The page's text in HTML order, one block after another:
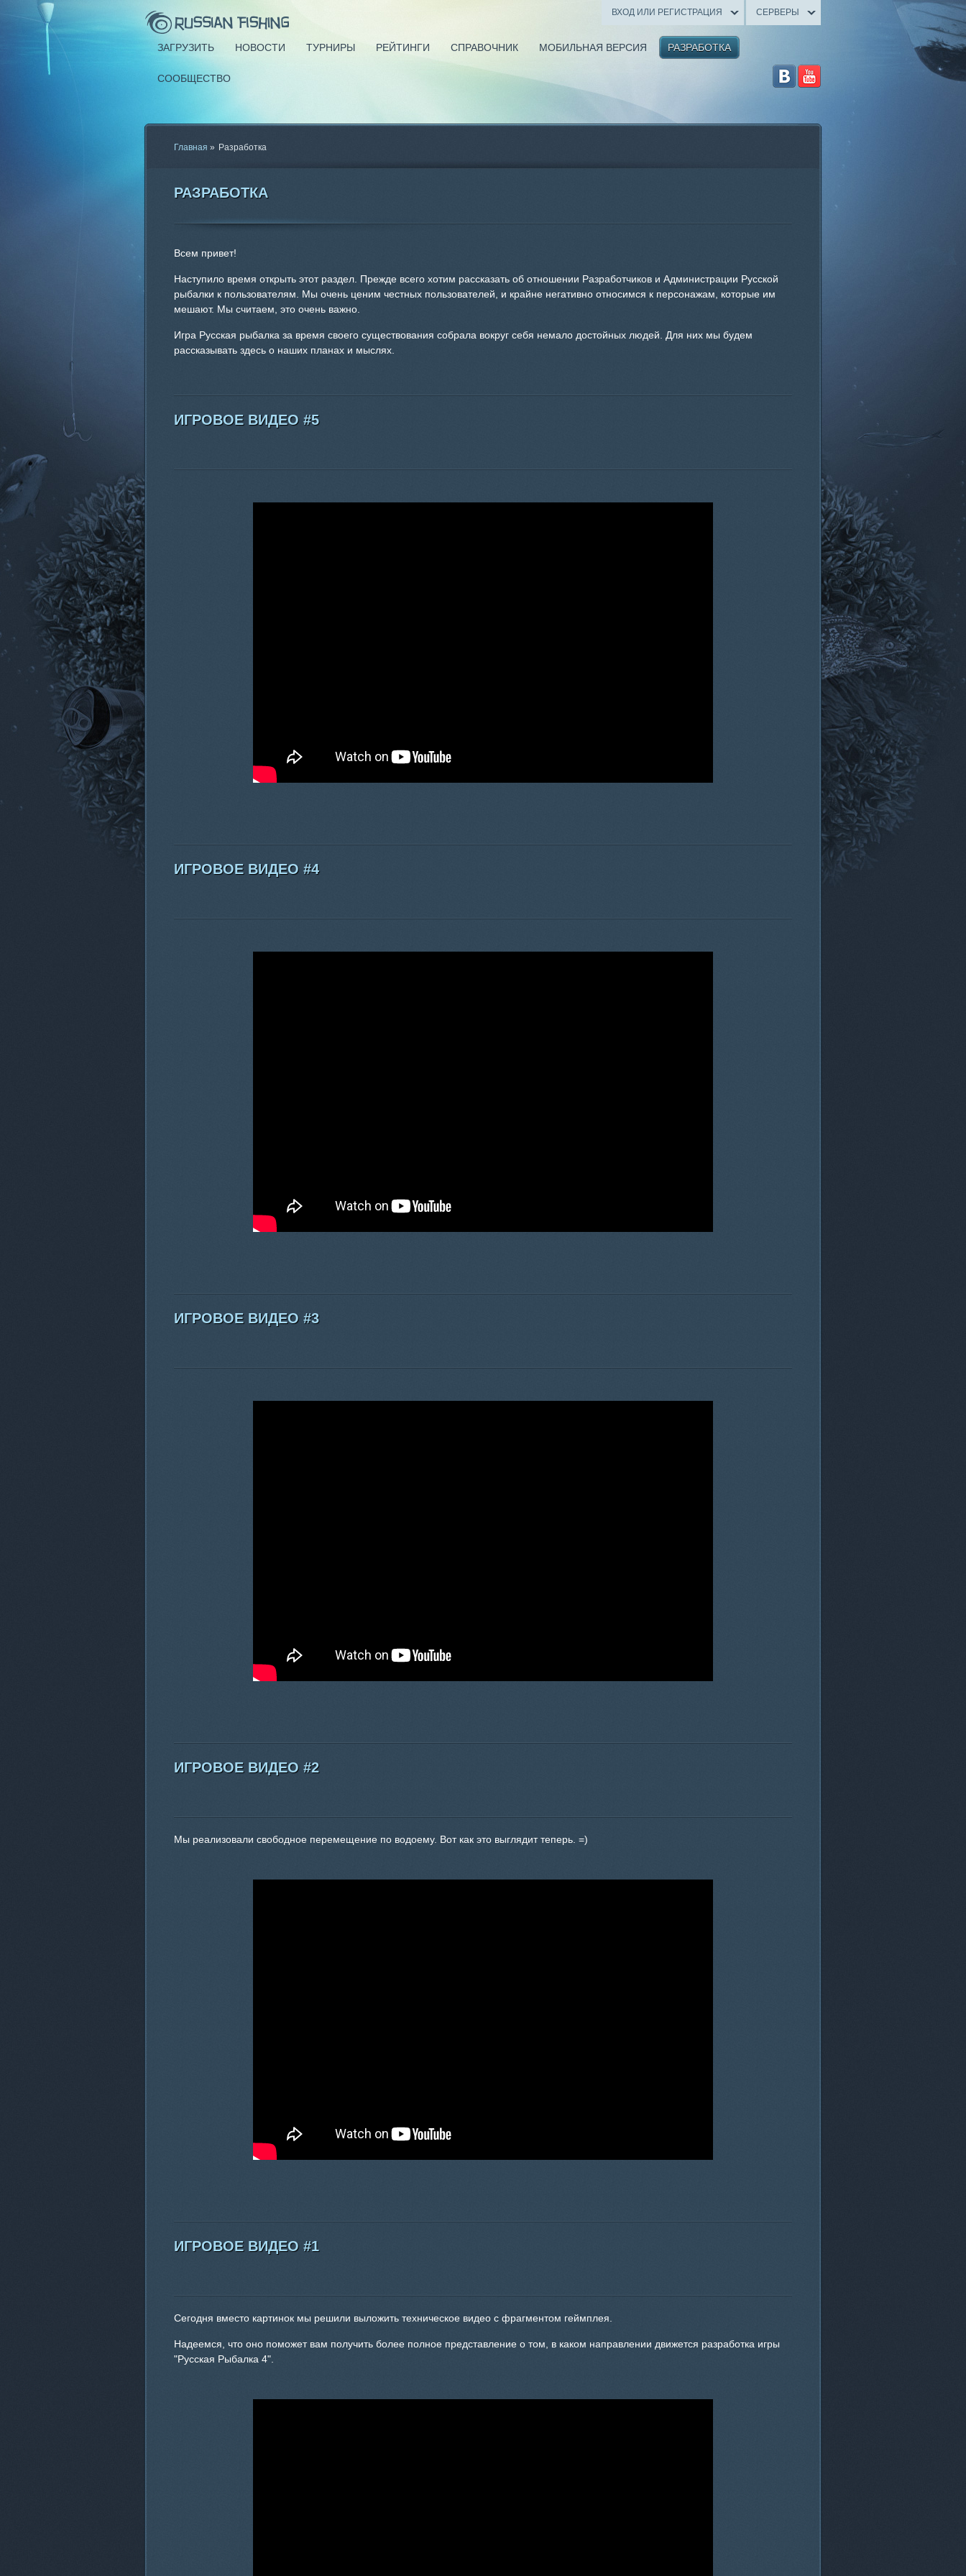
СЕРВЕРЫ
ВХОД ИЛИ РЕГИСТРАЦИЯ
ЗАГРУЗИТЬ НОВОСТИ ТУРНИРЫ РЕЙТИНГИ СПРАВОЧНИК МОБИЛЬНАЯ ВЕРСИЯ РАЗРАБОТКА
СООБЩЕСТВО
Главная » Разработка
РАЗРАБОТКА
Всем привет!
Наступило время открыть этот раздел. Прежде всего хотим рассказать об отношении Разработчиков и Администрации Русской
рыбалки к пользователям. Мы очень ценим честных пользователей, и крайне негативно относимся к персонажам, которые им
мешают. Мы считаем, это очень важно.
Игра Русская рыбалка за время своего существования собрала вокруг себя немало достойных людей. Для них мы будем
рассказывать здесь о наших планах и мыслях.
ИГРОВОЕ ВИДЕО #5
ИГРОВОЕ ВИДЕО #4
ИГРОВОЕ ВИДЕО #3
ИГРОВОЕ ВИДЕО #2
Мы реализовали свободное перемещение по водоему. Вот как это выглядит теперь. =)
ИГРОВОЕ ВИДЕО #1
Сегодня вместо картинок мы решили выложить техническое видео с фрагментом геймплея.
Надеемся, что оно поможет вам получить более полное представление о том, в каком направлении движется разработка игры
"Русская Рыбалка 4".